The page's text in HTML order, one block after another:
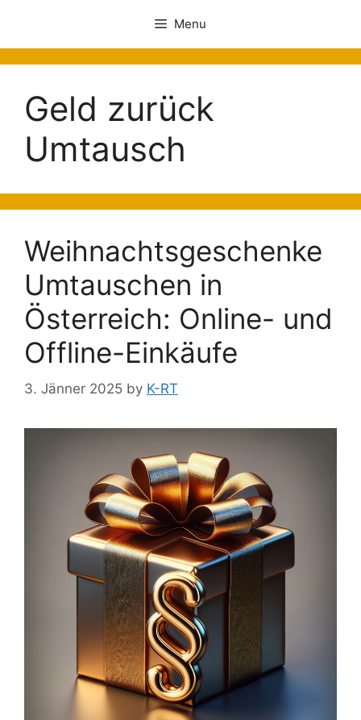
Menu
Geld zurück
Umtausch
Weihnachtsgeschenke
Umtauschen in
Österreich: Online- und
Offline-Einkäufe
3. Jänner 2025 by K-RT